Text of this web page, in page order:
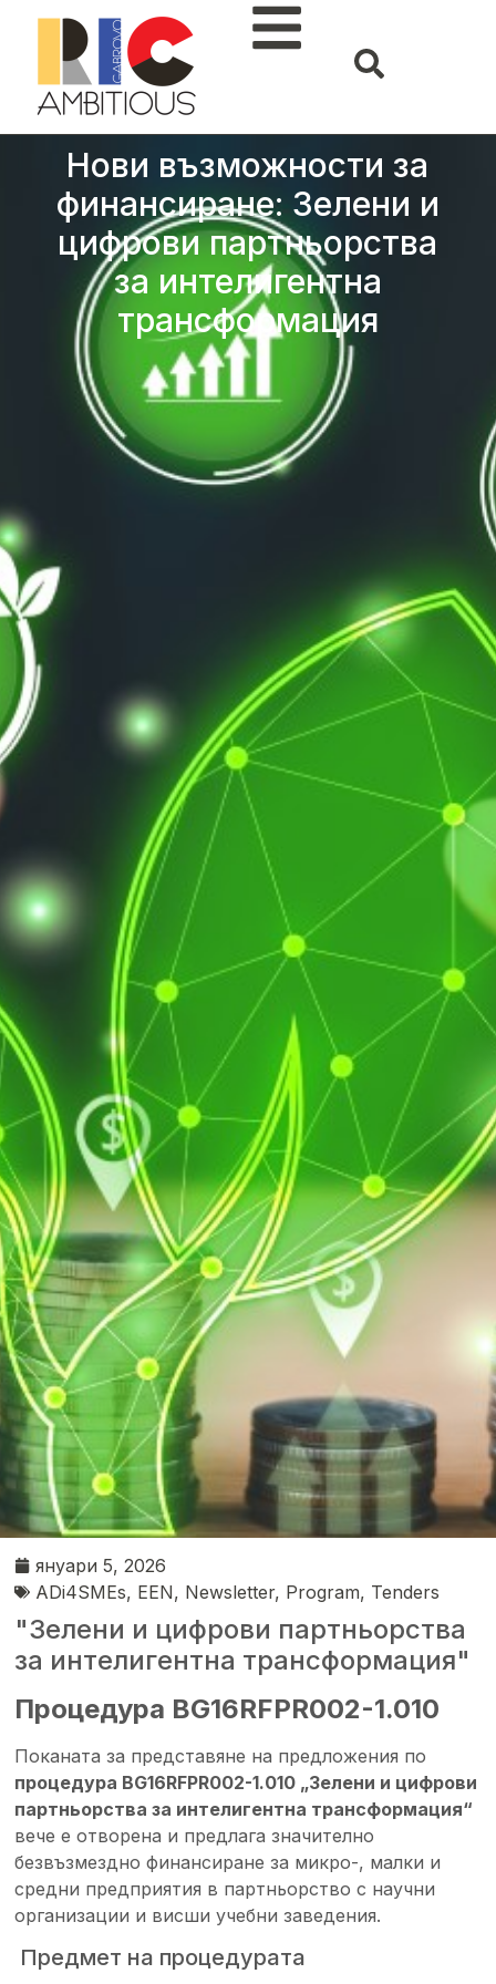
Нови възможности за
финансиране: Зелени и
цифрови партньорства
за интелигентна
трансформация
януари 5, 2026
ADi4SMEs, EEN, Newsletter, Program, Tenders
"Зелени и цифрови партньорства
за интелигентна трансформация"
Процедура BG16RFPR002-1.010
Поканата за представяне на предложения по
процедура BG16RFPR002-1.010 „Зелени и цифрови
партньорства за интелигентна трансформация“
вече е отворена и предлага значително
безвъзмездно финансиране за микро-, малки и
средни предприятия в партньорство с научни
организации и висши учебни заведения.
Предмет на процедурата